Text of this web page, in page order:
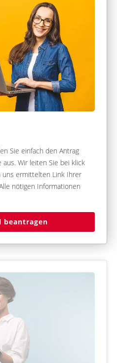
Sie einfach den Antrag
Wir leiten Sie bei klick
ermittelten Link Ihrer
nötigen Informationen
beantragen